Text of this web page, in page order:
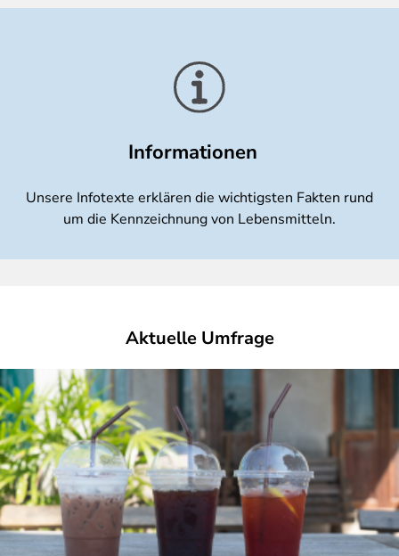
Informationen
Unsere Infotexte erklären die wichtigsten Fakten rund
um die Kennzeichnung von Lebensmitteln.
Aktuelle Umfrage